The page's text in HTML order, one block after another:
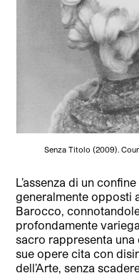
Senza Titolo (2009).
L’assenza di un confine
generalmente opposti
Barocco,
profondamente
sacro rappresenta una
sue opere cita con
dell’Arte, senza